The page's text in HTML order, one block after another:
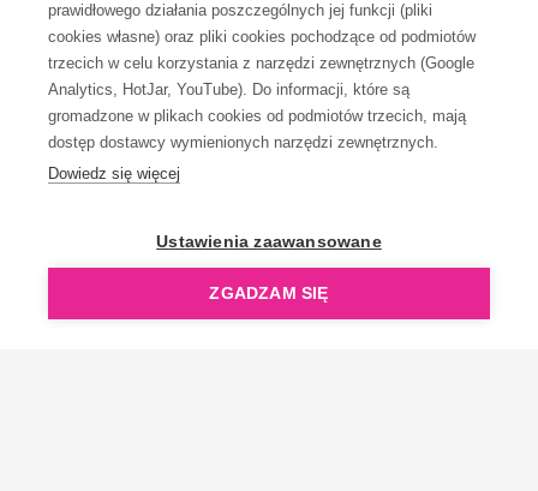
prawidłowego działania poszczególnych jej funkcji (pliki
cookies własne) oraz pliki cookies pochodzące od podmiotów
trzecich w celu korzystania z narzędzi zewnętrznych (Google
Analytics, HotJar, YouTube). Do informacji, które są
gromadzone w plikach cookies od podmiotów trzecich, mają
dostęp dostawcy wymienionych narzędzi zewnętrznych.
Dowiedz się więcej
Ustawienia zaawansowane
ZGADZAM SIĘ
KONTAKT
OpenGift jest częścią ReflectGroup.